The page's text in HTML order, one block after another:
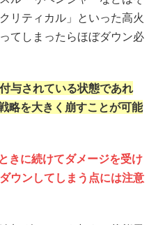
リティカル」といった高火
てしまったらほぼダウン必
与されている状態であれ
略を大きく崩すことが可能
きに続けてダメージを受け
ウンしてしまう点には注意